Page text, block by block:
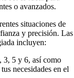
o avanzados.
situaciones de
y precisión. Las
incluyen:
3, 5 y 6, así como
necesidades en el